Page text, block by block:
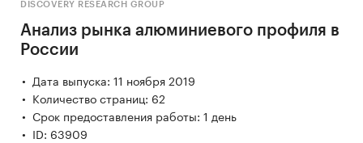
DISCOVERY RESEARCH GROUP
Анализ рынка алюминиевого профиля в
России
Дата выпуска: 11 ноября 2019
Количество страниц: 62
Срок предоставления работы: 1 день
ID: 63909